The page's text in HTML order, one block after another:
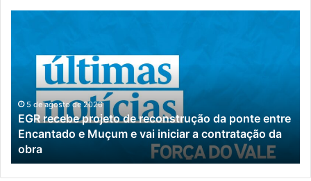
fechado
cães
são
resgatados
em
Canoas
5 de agosto de 2026
Canil clandestino é fechado e 19 cães são
resgatados em Canoas